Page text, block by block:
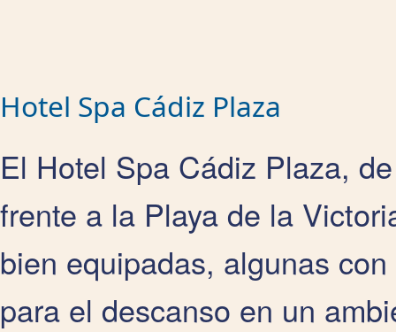
Hotel Spa Cádiz Plaza
El Hotel Spa Cádiz Plaza,
frente a la Playa de la
bien equipadas, algunas
para el descanso en un